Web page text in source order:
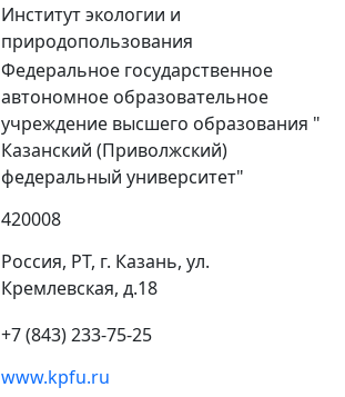
Институт экологии и
природопользования
Федеральное государственное
автономное образовательное
учреждение высшего образования "
Казанский (Приволжский)
федеральный университет"
420008
Россия, РТ, г. Казань, ул.
Кремлевская, д.18
+7 (843) 233-75-25
www.kpfu.ru